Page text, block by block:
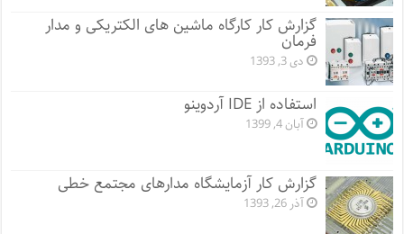
گزارش کار کارگاه ماشین های الکتریکی و مدار
فرمان
دی 3, 1393
استفاده از IDE آردوینو
آبان 4, 1399
گزارش کار آزمایشگاه مدارهای مجتمع خطی
آذر 26, 1393